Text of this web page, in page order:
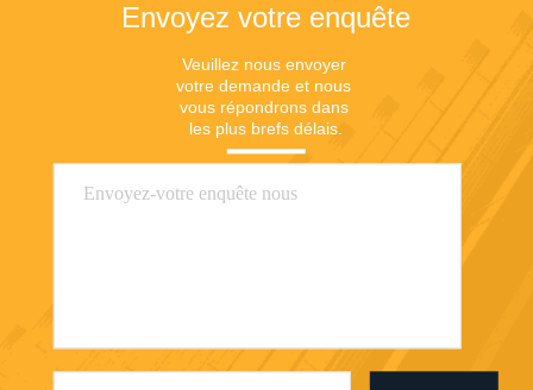
Envoyez votre enquête
Veuillez nous envoyer
votre demande et nous
vous répondrons dans
les plus brefs délais.